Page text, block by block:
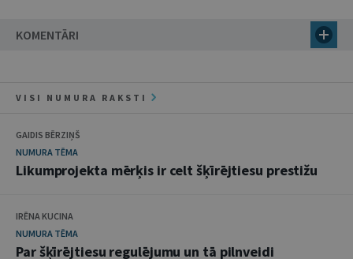
KOMENTĀRI
VISI NUMURA RAKSTI
GAIDIS BĒRZIŅŠ
NUMURA TĒMA
Likumprojekta mērķis ir celt šķīrējtiesu prestižu
IRĒNA KUCINA
NUMURA TĒMA
Par šķīrējtiesu regulējumu un tā pilnveidi